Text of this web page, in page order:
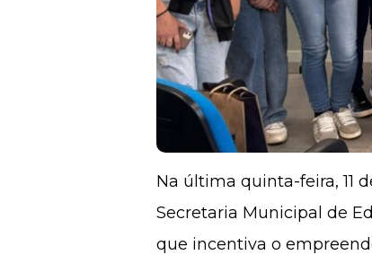
Na última quinta-feira, 11
Secretaria Municipal de
que incentiva o